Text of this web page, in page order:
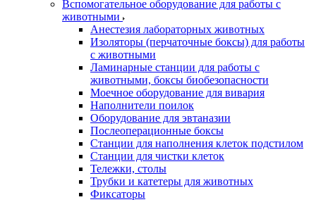
Вспомогательное оборудование для работы с
животными
Анестезия лабораторных животных
Изоляторы (перчаточные боксы) для работы
с животными
Ламинарные станции для работы с
животными, боксы биобезопасности
Моечное оборудование для вивария
Наполнители поилок
Оборудование для эвтаназии
Послеоперационные боксы
Станции для наполнения клеток подстилом
Станции для чистки клеток
Тележки, столы
Трубки и катетеры для животных
Фиксаторы